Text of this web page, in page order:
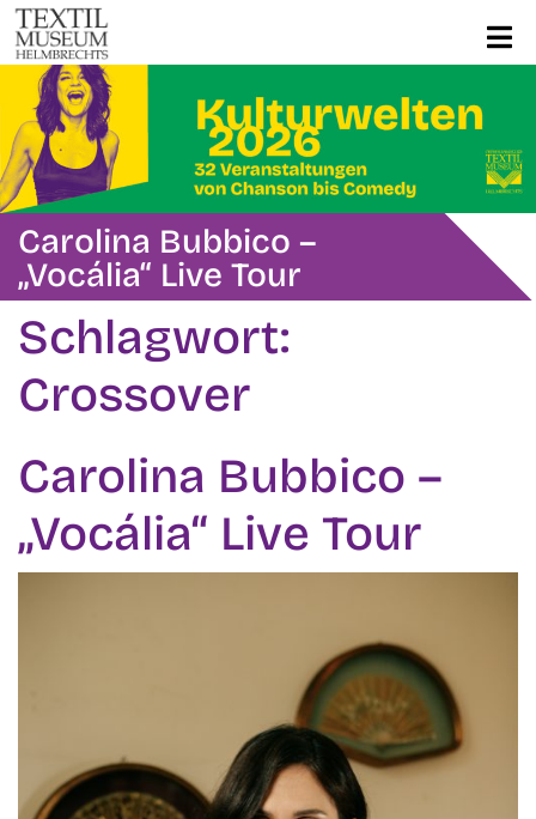
Carolina Bubbico –
„Vocália“ Live Tour
Schlagwort:
Crossover
Carolina Bubbico –
„Vocália“ Live Tour